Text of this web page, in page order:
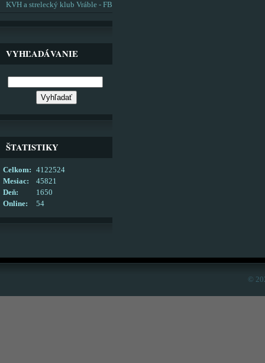
KVH a strelecký klub Vráble - FB
VYHĽADÁVANIE
ŠTATISTIKY
Online: 54
Celkom:
4122524
Mesiac:
45821
Deň:
1650
©